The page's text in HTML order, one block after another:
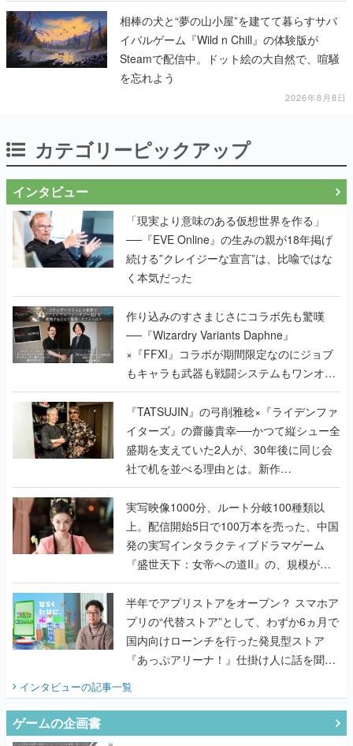
相棒の犬と“夢の山小屋”を建てて暮らすサバ
イバルゲーム『Wild n Chill』の体験版が
Steamで配信中。ドット絵の大自然で、喧騒
を忘れよう
2026年8月8日
カテゴリーピックアップ
インタビュー
「現実より意味のある仮想世界を作る」
──『EVE Online』の生みの親が18年掲げ
続ける”クレイジーな宣言”は、比喩ではな
く本気だった
作り込みのすさまじさにコラボ先も驚嘆
──『Wizardry Variants Daphne』
×『FFXI』コラボが期間限定なのにジョブ
もキャラも武器も戦闘システムもワンオフ
で作り込まれた理由を両ディレクターに聞
く
『TATSUJIN』の弓削雅稔×『ライデンファ
イターズ』の齋藤貴幸──かつて縦シュー全
盛期を支えていた2人が、30年後に同じ会
社で机を並べる理由とは。新作
『TATSUJIN EXTREME』で初タッグを組
んだレジェンド2人に訊く開発秘話
実写映像1000分、ルート分岐100種類以
上。配信開始5日で100万本を売った、中国
発の実写インタラクティブドラマゲーム
『盛世天下：女帝への道II』の、規模が違
うこだわりをプロデューサーに聞いた
半年でアプリストアをオープン？ スマホア
プリの“代替ストア”として、わずか6ヵ月で
国内向けローンチを行った発見型ストア
『あっぷアリーナ！』仕掛け人に話を聞い
インタビューの記事一覧
ゲームの企画書